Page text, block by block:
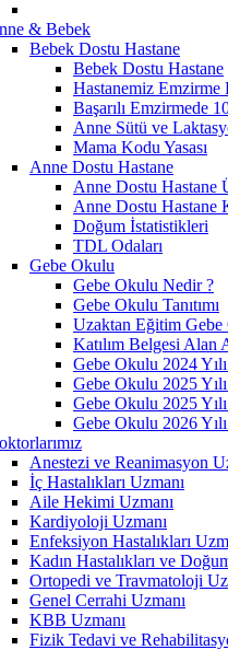
& Bebek
Bebek Dostu Hastane
Bebek Dostu Hastane
Hastanemiz Emzirme
Başarılı Emzirmede
Anne Sütü ve
Mama Kodu Yasası
Anne Dostu Hastane
Anne Dostu Hastane
Anne Dostu Hastane
Doğum İstatistikleri
TDL Odaları
Gebe Okulu
Gebe Okulu Nedir ?
Gebe Okulu Tanıtımı
Uzaktan Eğitim Gebe
Katılım Belgesi Alan
Gebe Okulu 2024
Gebe Okulu 2025
Gebe Okulu 2025
Gebe Okulu 2026
Anestezi ve Reanimasyon
İç Hastalıkları Uzmanı
Aile Hekimi Uzmanı
Kardiyoloji Uzmanı
Enfeksiyon Hastalıkları
Kadın Hastalıkları ve
Ortopedi ve Travmatoloji
Genel Cerrahi Uzmanı
KBB Uzmanı
Fizik Tedavi ve